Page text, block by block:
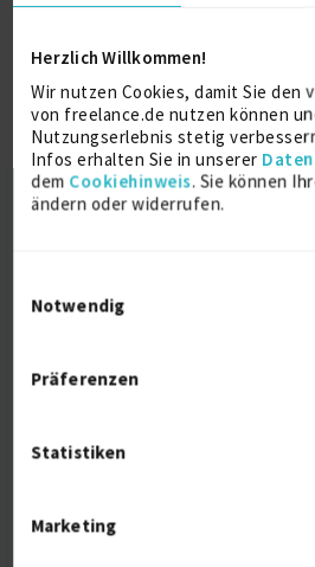
Herzlich Willkommen!
Wir nutzen Cookies, damit Sie den
von freelance.de nutzen können
Nutzungserlebnis stetig
Infos erhalten Sie in unserer
dem Cookiehinweis. Sie können
ändern oder widerrufen.
Notwendig
Präferenzen
Statistiken
Marketing
Als registriertes Mitglied von
Sie sich direkt auf dieses
Kostenlos
C++/ Qt -
Schreiben Sie Ihr Projekt aus